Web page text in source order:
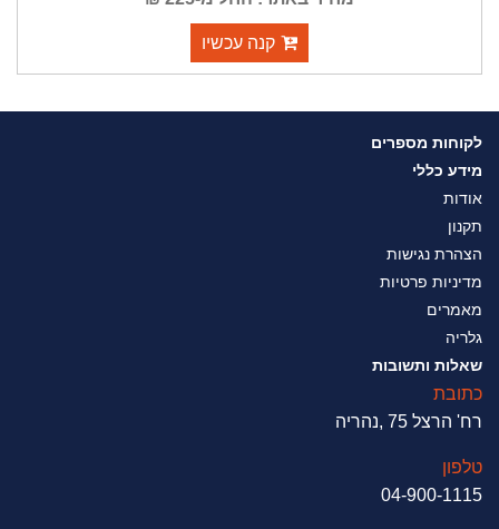
קנה עכשיו
לקוחות מספרים
מידע כללי
אודות
תקנון
הצהרת נגישות
מדיניות פרטיות
מאמרים
גלריה
שאלות ותשובות
כתובת
רח' הרצל 75 ,נהריה
טלפון
04-900-1115